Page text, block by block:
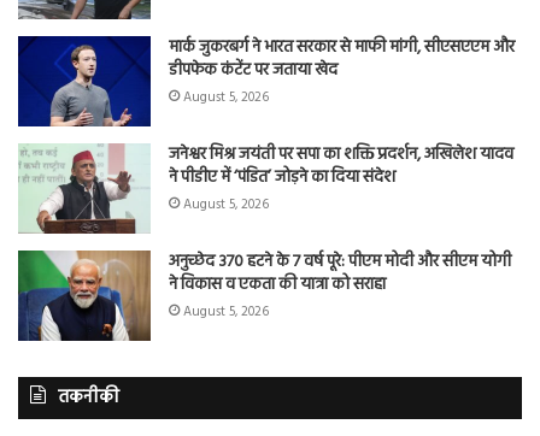
मार्क जुकरबर्ग ने भारत सरकार से माफी मांगी, सीएसएएम और
डीपफेक कंटेंट पर जताया खेद
August 5, 2026
जनेश्वर मिश्र जयंती पर सपा का शक्ति प्रदर्शन, अखिलेश यादव
ने पीडीए में ‘पंडित’ जोड़ने का दिया संदेश
August 5, 2026
अनुच्छेद 370 हटने के 7 वर्ष पूरे: पीएम मोदी और सीएम योगी
ने विकास व एकता की यात्रा को सराहा
August 5, 2026
तकनीकी